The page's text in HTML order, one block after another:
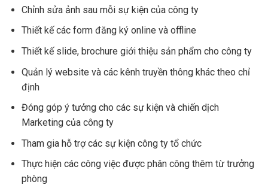
Chỉnh sửa ảnh sau mỗi sự kiện của công ty
Thiết kế các form đăng ký online và offline
Thiết kế slide, brochure giới thiệu sản phẩm cho công ty
Quản lý website và các kênh truyền thông khác theo chỉ
định
Đóng góp ý tưởng cho các sự kiện và chiến dịch
Marketing của công ty
Tham gia hỗ trợ các sự kiện công ty tổ chức
Thực hiện các công việc được phân công thêm từ trưởng
phòng